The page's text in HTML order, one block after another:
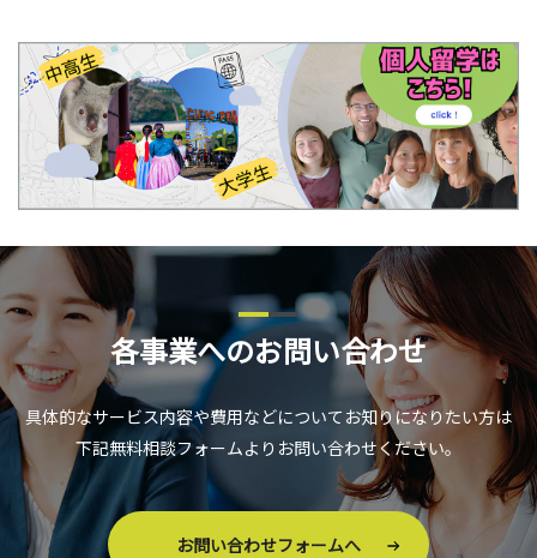
各事業へのお問い合わせ
具体的なサービス内容や費用などについてお知りになりたい方は
下記無料相談フォームよりお問い合わせください。
お問い合わせフォームへ